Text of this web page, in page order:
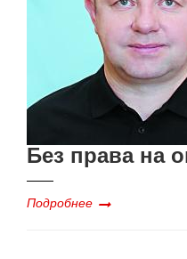
Без права на
Подробнее